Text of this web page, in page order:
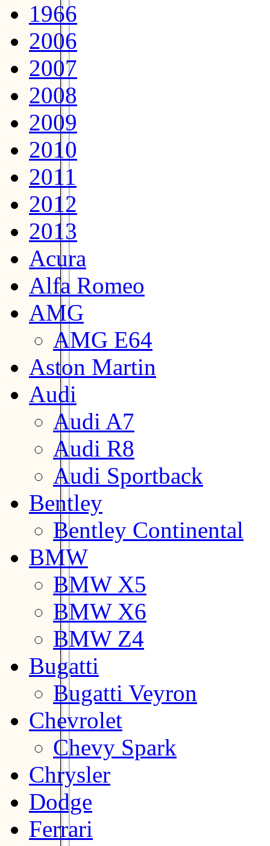
1966
2006
2007
2008
2009
2010
2011
2012
2013
Acura
Alfa Romeo
AMG
AMG E64
Aston Martin
Audi
Audi A7
Audi R8
Audi Sportback
Bentley
Bentley Continental
BMW
BMW X5
BMW X6
BMW Z4
Bugatti
Bugatti Veyron
Chevrolet
Chevy Spark
Chrysler
Dodge
Ferrari